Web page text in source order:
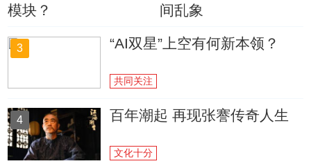
模块？
间乱象
3 “AI双星”上空有何新本领？
共同关注
4 百年潮起 再现张謇传奇人生
文化十分